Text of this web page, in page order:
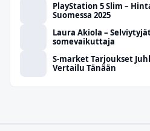
PlayStation 5 Slim –
Suomessa 2025
Laura Akiola –
somevaikuttaja
S-market Tarjoukset
Vertailu Tänään